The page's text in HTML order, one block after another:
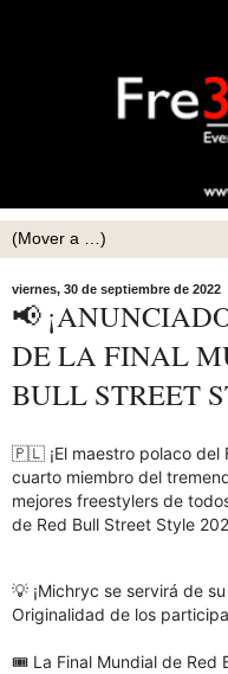
viernes, 30 de septiembre de 2022
📢
DE LA FINAL
BULL STREET
🇵🇱 ¡El maestro polaco del
cuarto miembro del
mejores freestylers de
de Red Bull Street Style
💡 ¡Michryc se servirá de
Originalidad de los
🎟 La Final Mundial de Red